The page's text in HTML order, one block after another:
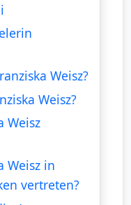
Weisz?
Weisz?
Weisz
Weisz in
vertreten?